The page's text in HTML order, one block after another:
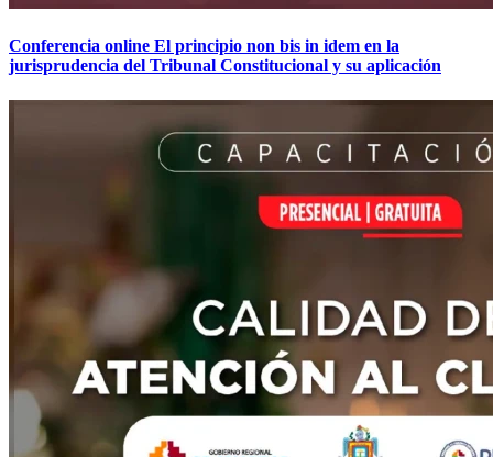
Conferencia online El principio non bis in idem en la
jurisprudencia del Tribunal Constitucional y su aplicación